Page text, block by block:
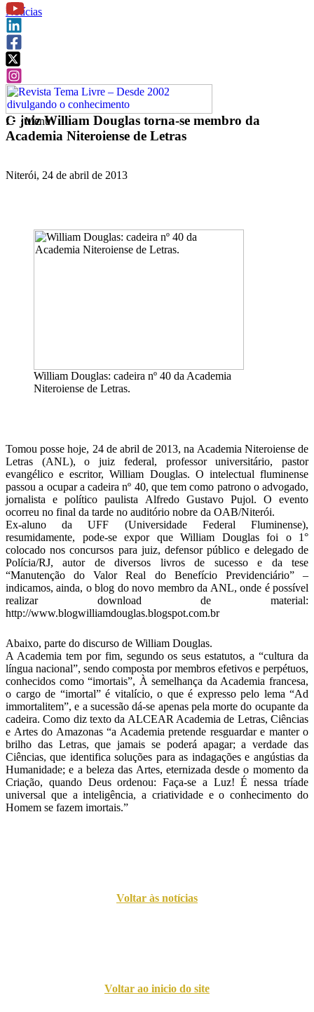
f Menu
Notícias
O juiz William Douglas torna-se membro da
Academia Niteroiense de Letras
Niterói, 24 de abril de 2013
William Douglas: cadeira nº 40 da Academia
Niteroiense de Letras.
Tomou posse hoje, 24 de abril de 2013, na Academia Niteroiense de
Letras (ANL), o juiz federal, professor universitário, pastor
evangélico e escritor, William Douglas. O intelectual fluminense
passou a ocupar a cadeira nº 40, que tem como patrono o advogado,
jornalista e político paulista Alfredo Gustavo Pujol. O evento
ocorreu no final da tarde no auditório nobre da OAB/Niterói.
Ex-aluno da UFF (Universidade Federal Fluminense),
resumidamente, pode-se expor que William Douglas foi o 1°
colocado nos concursos para juiz, defensor público e delegado de
Polícia/RJ, autor de diversos livros de sucesso e da tese
“Manutenção do Valor Real do Benefício Previdenciário” –
indicamos, ainda, o blog do novo membro da ANL, onde é possível
realizar download de material:
http://www.blogwilliamdouglas.blogspot.com.br
Abaixo, parte do discurso de William Douglas.
A Academia tem por fim, segundo os seus estatutos, a “cultura da
língua nacional”, sendo composta por membros efetivos e perpétuos,
conhecidos como “imortais”, À semelhança da Academia francesa,
o cargo de “imortal” é vitalício, o que é expresso pelo lema “Ad
immortalitem”, e a sucessão dá-se apenas pela morte do ocupante da
cadeira. Como diz texto da ALCEAR Academia de Letras, Ciências
e Artes do Amazonas “a Academia pretende resguardar e manter o
brilho das Letras, que jamais se poderá apagar; a verdade das
Ciências, que identifica soluções para as indagações e angústias da
Humanidade; e a beleza das Artes, eternizada desde o momento da
Criação, quando Deus ordenou: Faça-se a Luz! É nessa tríade
universal que a inteligência, a criatividade e o conhecimento do
Homem se fazem imortais.”
Voltar às notícias
Voltar ao inicio do site